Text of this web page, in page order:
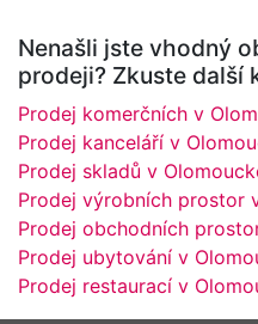
Nenašli jste vhodný
prodeji? Zkuste další
Prodej komerčních v
Prodej kanceláří v
Prodej skladů v
Prodej výrobních prostor
Prodej obchodních
Prodej ubytování v
Prodej restaurací v